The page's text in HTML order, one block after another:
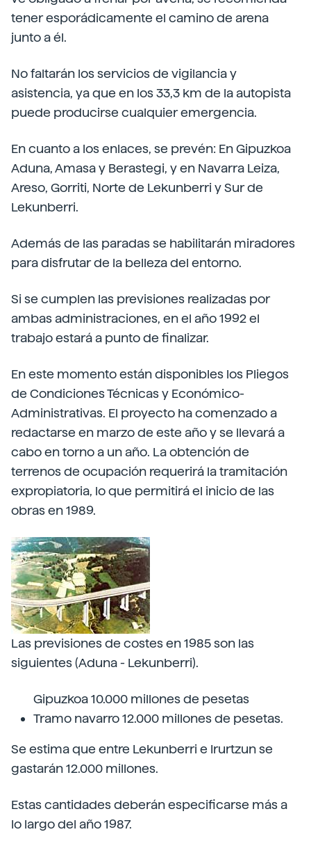
tener esporádicamente el camino de arena
junto a él.
No faltarán los servicios de vigilancia y
asistencia, ya que en los 33,3 km de la autopista
puede producirse cualquier emergencia.
En cuanto a los enlaces, se prevén: En Gipuzkoa
Aduna, Amasa y Berastegi, y en Navarra Leiza,
Areso, Gorriti, Norte de Lekunberri y Sur de
Lekunberri.
Además de las paradas se habilitarán miradores
para disfrutar de la belleza del entorno.
Si se cumplen las previsiones realizadas por
ambas administraciones, en el año 1992 el
trabajo estará a punto de finalizar.
En este momento están disponibles los Pliegos
de Condiciones Técnicas y Económico-
Administrativas. El proyecto ha comenzado a
redactarse en marzo de este año y se llevará a
cabo en torno a un año. La obtención de
terrenos de ocupación requerirá la tramitación
expropiatoria, lo que permitirá el inicio de las
obras en 1989.
Las previsiones de costes en 1985 son las
siguientes (Aduna - Lekunberri).
Gipuzkoa 10.000 millones de pesetas
Tramo navarro 12.000 millones de pesetas.
Se estima que entre Lekunberri e Irurtzun se
gastarán 12.000 millones.
Estas cantidades deberán especificarse más a
lo largo del año 1987.